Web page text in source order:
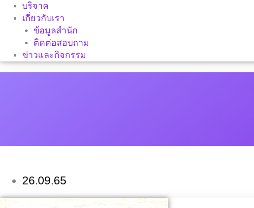
บริจาค
เกี่ยวกับเรา
ข้อมูลสำนัก
ติดต่อสอบถาม
ข่าวและกิจกรรม
26.09.65